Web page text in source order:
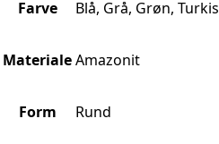
Farve Blå, Grå, Grøn, Turkis
MaterialeAmazonit
Form Rund